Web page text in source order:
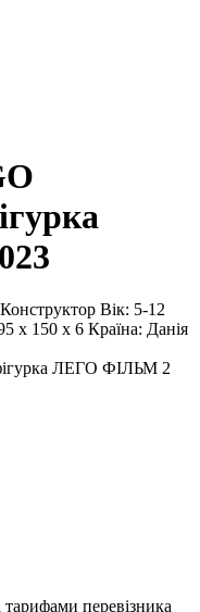
Конструктор Вік: 5-12
x 150 x 6 Країна: Данія
ЛЕГО ФІЛЬМ 2
перевізника